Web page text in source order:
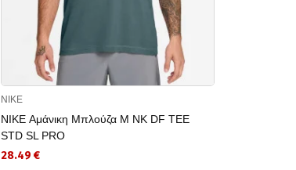
NIKE
NIKE Αμάνικη Μπλούζα M NK DF TEE
STD SL PRO
28.49 €